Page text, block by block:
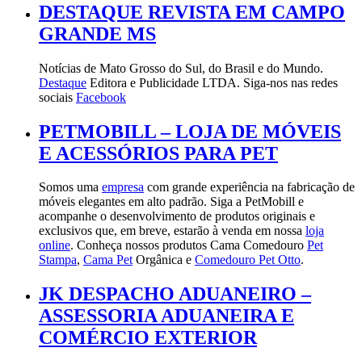
DESTAQUE REVISTA EM CAMPO
GRANDE MS
Notícias de Mato Grosso do Sul, do Brasil e do Mundo.
Destaque Editora e Publicidade LTDA. Siga-nos nas redes
sociais Facebook
PETMOBILL – LOJA DE MÓVEIS
E ACESSÓRIOS PARA PET
Somos uma empresa com grande experiência na fabricação de
móveis elegantes em alto padrão. Siga a PetMobill e
acompanhe o desenvolvimento de produtos originais e
exclusivos que, em breve, estarão à venda em nossa loja
online. Conheça nossos produtos Cama Comedouro Pet
Stampa, Cama PetOrgânica e Comedouro Pet Otto.
JK DESPACHO ADUANEIRO –
ASSESSORIA ADUANEIRA E
COMÉRCIO EXTERIOR